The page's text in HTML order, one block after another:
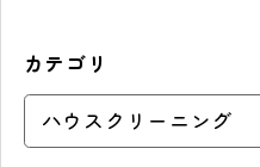
カテゴリ